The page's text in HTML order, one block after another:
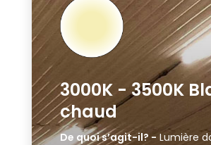
3000K - 3500K
chaud
De quoi s’agit-il? - Lumière